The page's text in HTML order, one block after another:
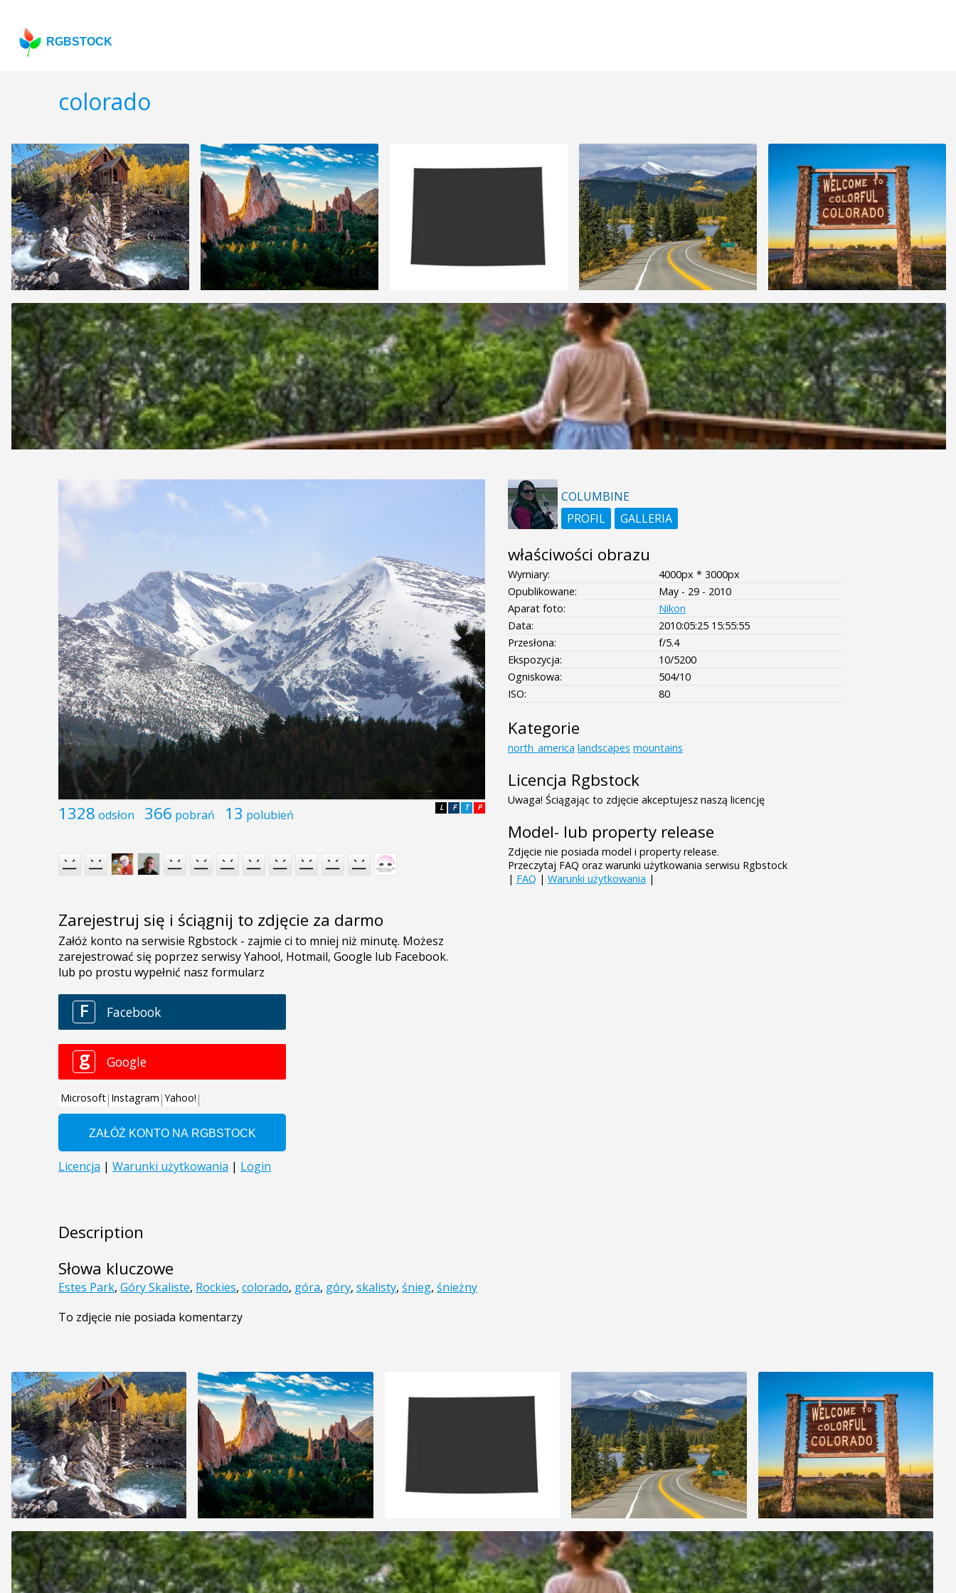
RGBSTOCK
colorado
1328 odsłon 366 pobrań 13 polubień P
T
F
L
Zarejestruj się i ściągnij to zdjęcie za darmo
Description
Słowa kluczowe
Estes Park, Góry Skaliste, Rockies, colorado, góra, góry, skalisty, śnieg, śnieżny
To zdjęcie nie posiada komentarzy
COLUMBINE
PROFIL
GALLERIA
właściwości obrazu
Wymiary:
4000px * 3000px
Opublikowane:
May - 29 - 2010
Aparat foto:
Nikon
Data:
2010:05:25 15:55:55
Przesłona:
f/5.4
Ekspozycja:
10/5200
Ogniskowa:
504/10
ISO:
80
Kategorie
north_america landscapes mountains
Licencja Rgbstock
Uwaga! Ściągając to zdjęcie akceptujesz naszą licencję
Model- lub property release
Zdjęcie nie posiada model i property release.
Przeczytaj FAQ oraz warunki użytkowania serwisu Rgbstock
| FAQ | Warunki użytkowania |